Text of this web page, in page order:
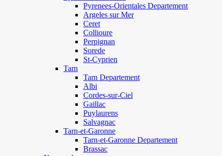
Pyrenees-Orientales Departement
Argeles sur Mer
Ceret
Collioure
Perpignan
Sorede
St-Cyprien
Tarn
Tarn Departement
Albi
Cordes-sur-Ciel
Gaillac
Puylaurens
Salvagnac
Tarn-et-Garonne
Tarn-et-Garonne Departement
Brassac